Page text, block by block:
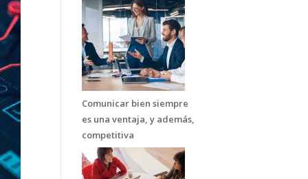
Comunicar bien siempre
es una ventaja, y además,
competitiva